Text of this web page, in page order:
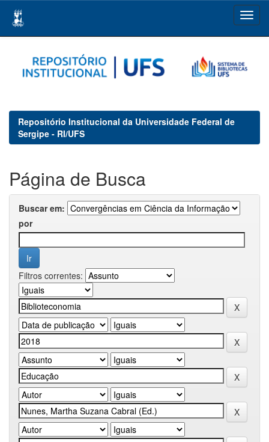
navigation
Repositório Institucional da Universidade Federal de
Sergipe - RI/UFS
Página de Busca
Buscar em:
por
Filtros correntes: